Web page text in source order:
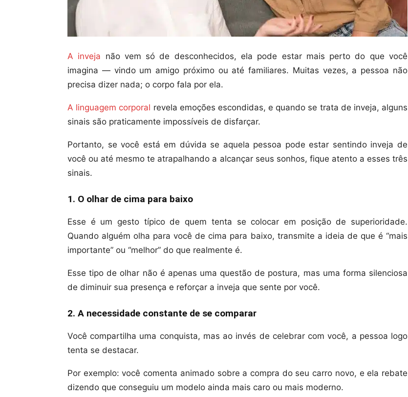
A inveja não vem só de desconhecidos, ela pode estar mais perto do que você
imagina — vindo um amigo próximo ou até familiares. Muitas vezes, a pessoa não
precisa dizer nada; o corpo fala por ela.
A linguagem corporal revela emoções escondidas, e quando se trata de inveja, alguns
sinais são praticamente impossíveis de disfarçar.
Portanto, se você está em dúvida se aquela pessoa pode estar sentindo inveja de
você ou até mesmo te atrapalhando a alcançar seus sonhos, fique atento a esses três
sinais.
1. O olhar de cima para baixo
Esse é um gesto típico de quem tenta se colocar em posição de superioridade.
Quando alguém olha para você de cima para baixo, transmite a ideia de que é “mais
importante” ou “melhor” do que realmente é.
Esse tipo de olhar não é apenas uma questão de postura, mas uma forma silenciosa
de diminuir sua presença e reforçar a inveja que sente por você.
2. A necessidade constante de se comparar
Você compartilha uma conquista, mas ao invés de celebrar com você, a pessoa logo
tenta se destacar.
Por exemplo: você comenta animado sobre a compra do seu carro novo, e ela rebate
dizendo que conseguiu um modelo ainda mais caro ou mais moderno.